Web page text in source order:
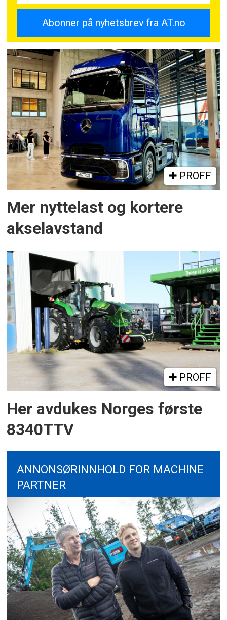
PROFF
Mer nyttelast og kortere
akselavstand
PROFF
Her avdukes Norges første
8340TTV
ANNONSØRINNHOLD FOR MACHINE
PARTNER